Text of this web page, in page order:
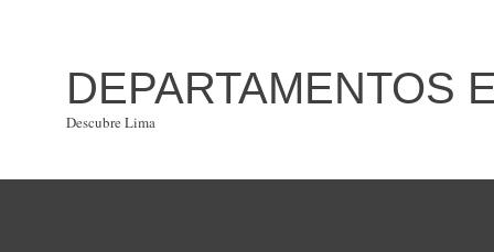
DEPARTAMENTOS
Descubre Lima